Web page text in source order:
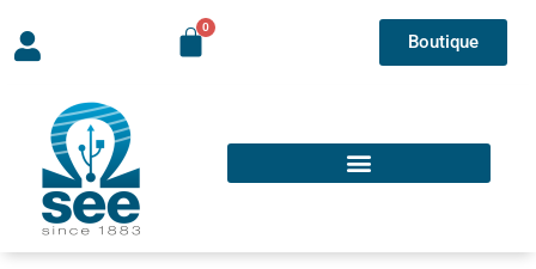
Boutique